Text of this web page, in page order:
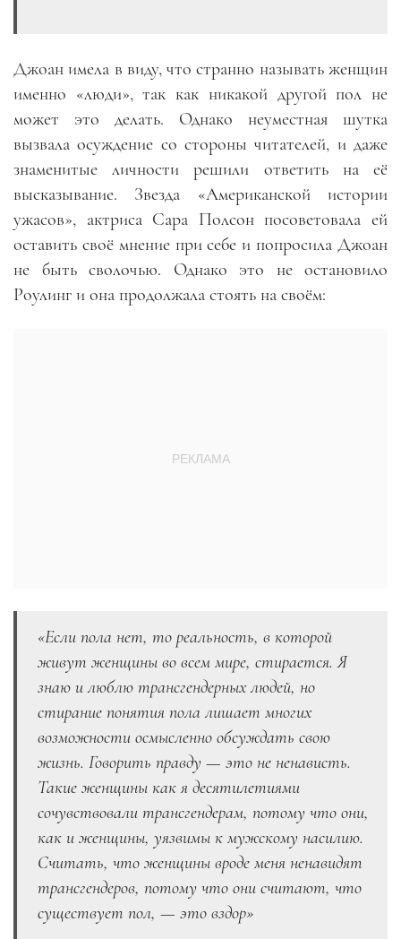
Джоан имела в виду, что странно называть женщин
именно «люди», так как никакой другой пол не
может это делать. Однако неуместная шутка
вызвала осуждение со стороны читателей, и даже
знаменитые личности решили ответить на её
высказывание. Звезда «Американской истории
ужасов», актриса Сара Полсон посоветовала ей
оставить своё мнение при себе и попросила Джоан
не быть сволочью. Однако это не остановило
Роулинг и она продолжала стоять на своём:
«Если пола нет, то реальность, в которой
живут женщины во всем мире, стирается. Я
знаю и люблю трансгендерных людей, но
стирание понятия пола лишает многих
возможности осмысленно обсуждать свою
жизнь. Говорить правду — это не ненависть.
Такие женщины как я десятилетиями
сочувствовали трансгендерам, потому что они,
как и женщины, уязвимы к мужскому насилию.
Считать, что женщины вроде меня ненавидят
трансгендеров, потому что они считают, что
существует пол, — это вздор»